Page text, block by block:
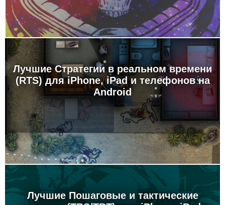
Лучшие Стратегии в реальном времени
(RTS) для iPhone, iPad и телефонов на
Android
Лучшие Пошаговые и тактические